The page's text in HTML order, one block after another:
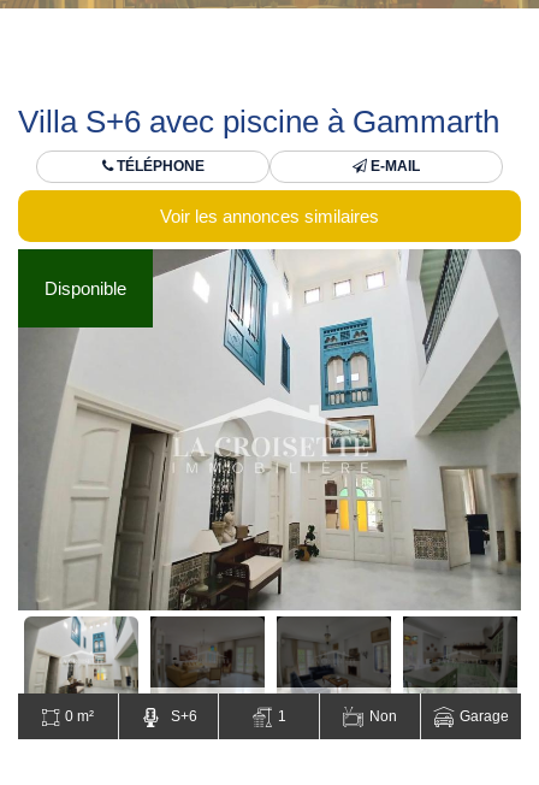
Villa S+6 avec piscine à Gammarth
TÉLÉPHONE E-MAIL
Voir les annonces similaires
Disponible
0 m² S+6 1 Non Garage